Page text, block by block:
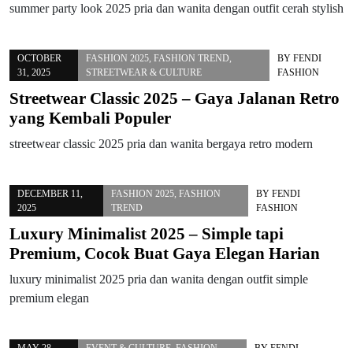
summer party look 2025 pria dan wanita dengan outfit cerah stylish
OCTOBER
31, 2025
FASHION 2025 ,FASHION TREND
STREETWEAR & CULTURE
BY FENDI
FASHION
Streetwear Classic 2025 – Gaya Jalanan Retro
yang Kembali Populer
streetwear classic 2025 pria dan wanita bergaya retro modern
DECEMBER 11,
2025
FASHION 2025 ,FASHION
TREND
BYFENDI
FASHION
Luxury Minimalist 2025 – Simple tapi
Premium, Cocok Buat Gaya Elegan Harian
luxury minimalist 2025 pria dan wanita dengan outfit simple
premium elegan